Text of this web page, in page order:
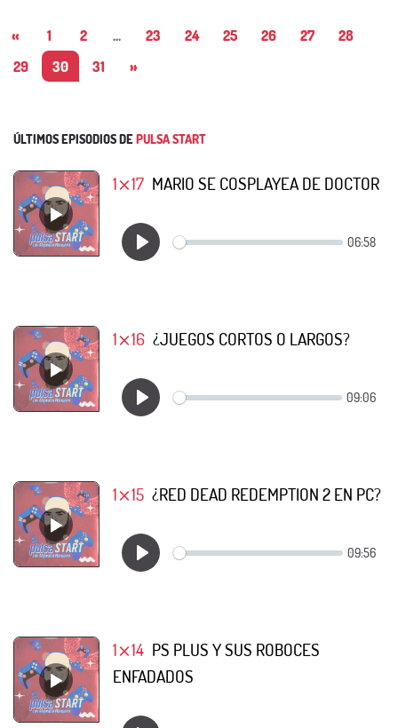
« 1 2 ... 23 24 25 26 27
28
29
30 31 »
ÚLTIMOS EPISODIOS DEPULSA START
1⨯17 MARIO SE COSPLAYEA DE DOCTOR
1⨯16 ¿JUEGOS CORTOS O LARGOS?
1⨯15 ¿RED DEAD REDEMPTION 2 EN PC?
1⨯14 PS PLUS Y SUS ROBOCES
ENFADADOS